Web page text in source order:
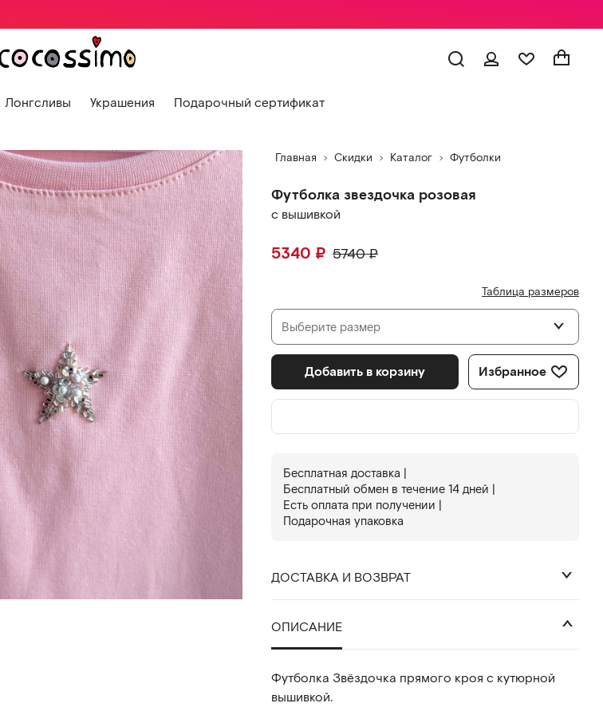
Лонгсливы Украшения Подарочный сертификат
Главная Скидки Каталог Футболки
Футболка звездочка розовая
с вышивкой
5340 ₽ 5740₽
Таблица размеров
Выберите размер
Добавить в корзину Избранное
Бесплатная доставка |
Бесплатный обмен в течениe 14 дней |
Есть оплата при получении |
Подарочная упаковка
ДОСТАВКА И ВОЗВРАТ
ОПИСАНИЕ
Футболка Звёздочка прямого кроя с кутюрной
вышивкой.